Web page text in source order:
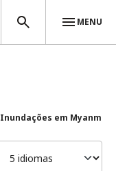
MENU
Inundações em